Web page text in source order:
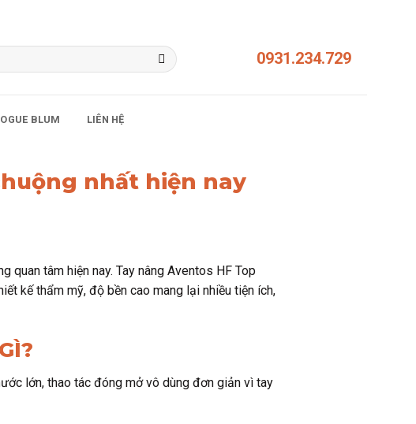
0931.234.729
BLUM LIÊN HỆ
nhất hiện nay
quan tâm hiện nay. Tay nâng Aventos HF Top
kế thẩm mỹ, độ bền cao mang lại nhiều tiện ích,
lớn, thao tác đóng mở vô dùng đơn giản vì tay